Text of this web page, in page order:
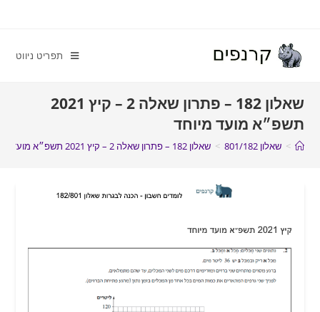
תפריט ניווט
שאלון 182 – פתרון שאלה 2 – קיץ 2021
תשפ״א מועד מיוחד
> שאלון 801/182 > שאלון 182 – פתרון שאלה 2 – קיץ 2021 תשפ״א מועד מיוחד